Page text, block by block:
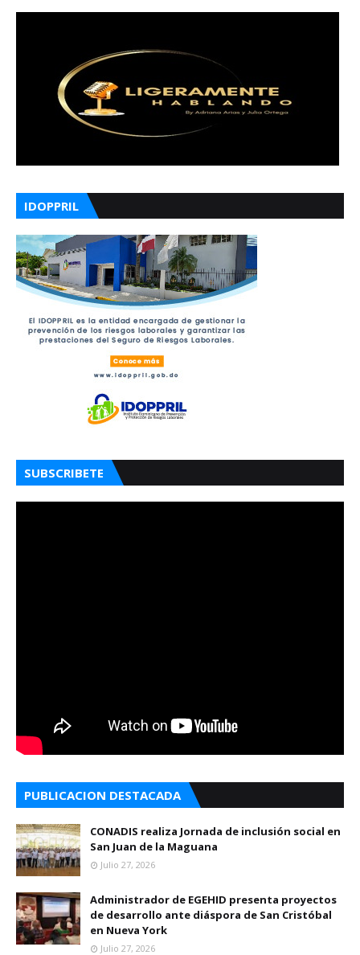
IDOPPRIL
SUBSCRIBETE
PUBLICACION DESTACADA
CONADIS realiza Jornada de inclusión social en
San Juan de la Maguana
Julio 27, 2026
Administrador de EGEHID presenta proyectos
de desarrollo ante diáspora de San Cristóbal
en Nueva York
Julio 27, 2026